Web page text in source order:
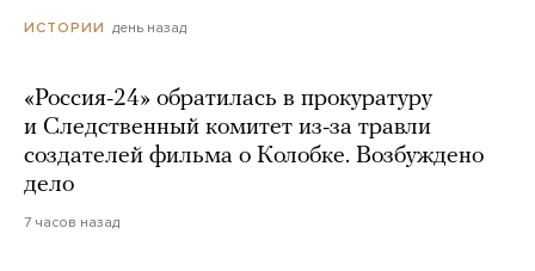
ИСТОРИИ день назад
«Россия-24» обратилась в прокуратуру
и Следственный комитет из-за травли
создателей фильма о Колобке. Возбуждено
дело
7 часов назад